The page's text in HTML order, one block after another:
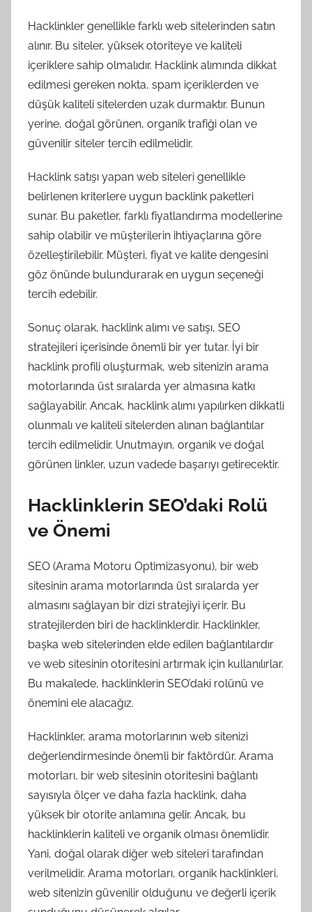
Hacklinkler genellikle farklı web sitelerinden satın
alınır. Bu siteler, yüksek otoriteye ve kaliteli
içeriklere sahip olmalıdır. Hacklink alımında dikkat
edilmesi gereken nokta, spam içeriklerden ve
düşük kaliteli sitelerden uzak durmaktır. Bunun
yerine, doğal görünen, organik trafiği olan ve
güvenilir siteler tercih edilmelidir.
Hacklink satışı yapan web siteleri genellikle
belirlenen kriterlere uygun backlink paketleri
sunar. Bu paketler, farklı fiyatlandırma modellerine
sahip olabilir ve müşterilerin ihtiyaçlarına göre
özelleştirilebilir. Müşteri, fiyat ve kalite dengesini
göz önünde bulundurarak en uygun seçeneği
tercih edebilir.
Sonuç olarak, hacklink alımı ve satışı, SEO
stratejileri içerisinde önemli bir yer tutar. İyi bir
hacklink profili oluşturmak, web sitenizin arama
motorlarında üst sıralarda yer almasına katkı
sağlayabilir. Ancak, hacklink alımı yapılırken dikkatli
olunmalı ve kaliteli sitelerden alınan bağlantılar
tercih edilmelidir. Unutmayın, organik ve doğal
görünen linkler, uzun vadede başarıyı getirecektir.
Hacklinklerin SEO’daki Rolü
ve Önemi
SEO (Arama Motoru Optimizasyonu), bir web
sitesinin arama motorlarında üst sıralarda yer
almasını sağlayan bir dizi stratejiyi içerir. Bu
stratejilerden biri de hacklinklerdir. Hacklinkler,
başka web sitelerinden elde edilen bağlantılardır
ve web sitesinin otoritesini artırmak için kullanılırlar.
Bu makalede, hacklinklerin SEO’daki rolünü ve
önemini ele alacağız.
Hacklinkler, arama motorlarının web sitenizi
değerlendirmesinde önemli bir faktördür. Arama
motorları, bir web sitesinin otoritesini bağlantı
sayısıyla ölçer ve daha fazla hacklink, daha
yüksek bir otorite anlamına gelir. Ancak, bu
hacklinklerin kaliteli ve organik olması önemlidir.
Yani, doğal olarak diğer web siteleri tarafından
verilmelidir. Arama motorları, organik hacklinkleri,
web sitenizin güvenilir olduğunu ve değerli içerik